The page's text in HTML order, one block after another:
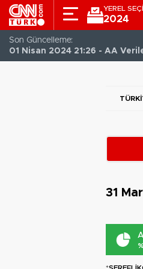
YEREL
2024
Son Güncelleme:
01 Nisan 2024 21:26 - AA
31
*